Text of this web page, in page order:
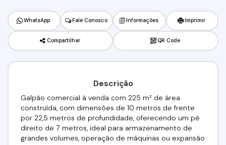
WhatsApp Fale Conosco Informações Imprimir
Compartilhar QR Code
Descrição
Galpão comercial à venda com 225 m² de área
construída, com dimensões de 10 metros de frente
por 22,5 metros de profundidade, oferecendo um pé
direito de 7 metros, ideal para armazenamento de
grandes volumes, operação de máquinas ou expansão